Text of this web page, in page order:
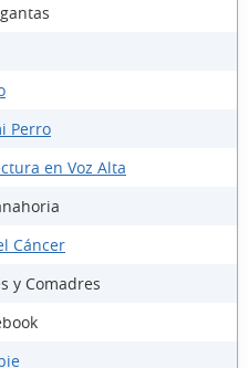
Perro
en Voz Alta
Cáncer
y Comadres